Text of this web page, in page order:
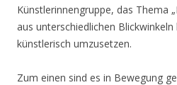
Künstlerinnengruppe, das Thema
aus unterschiedlichen
künstlerisch umzusetzen.
Zum einen sind es in Bewegung